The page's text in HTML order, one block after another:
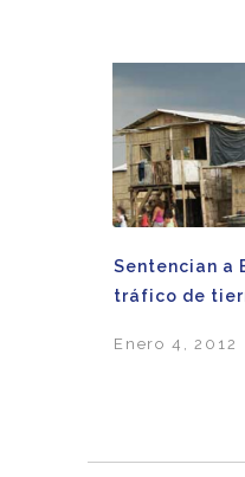
Sentencian a
tráfico de
Enero 4, 2012